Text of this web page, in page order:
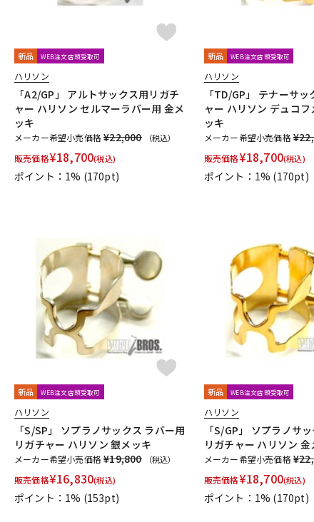
新品 WEB注文店頭受取可
ハリソン
「A2/GP」 アルトサックス用リガチ
ャー ハリソン セルマーラバー用 金メ
ッキ
メーカー希望小売価格¥22,000 （税込）
販売価格¥18,700(税込)
ポイント：1% (170pt)
新品 WEB注文店頭受取可
ハリソン
「TD/GP」 テナーサ
ャー ハリソン デュコ
ッキ
メーカー希望小売価格
販売価格¥18,700(税込)
ポイント：1% (170pt)
新品 WEB注文店頭受取可
ハリソン
「S/SP」 ソプラノサックス ラバー用
リガチャー ハリソン 銀メッキ
メーカー希望小売価格¥19,800 （税込）
販売価格¥16,830(税込)
ポイント：1% (153pt)
新品 WEB注文店頭受取可
ハリソン
「S/GP」 ソプラノサ
リガチャー ハリソン 金
メーカー希望小売価格
販売価格¥18,700(税込)
ポイント：1% (170pt)